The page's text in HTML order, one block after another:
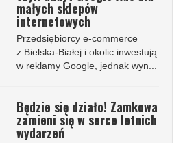
małych sklepów
internetowych
Przedsiębiorcy e-commerce
z Bielska-Białej i okolic inwestują
w reklamy Google, jednak wyn...
Będzie się działo! Zamkowa
zamieni się w serce letnich
wydarzeń